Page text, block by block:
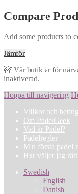
Compare
Add some products to
Jämför
🚧 Vår butik är för
inaktiverad.
Hoppa till navigering
Villkor och
Om PadelGeek
Vad är Padel?
Padelregler
Min första padel
Hur väljer jag rätt
Swedish
English
Danish